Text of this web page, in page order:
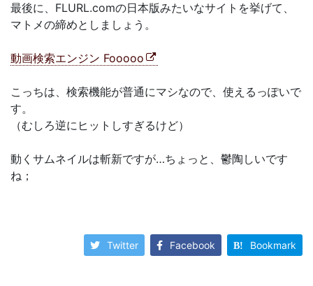
最後に、FLURL.comの日本版みたいなサイトを挙げて、
マトメの締めとしましょう。
動画検索エンジン Fooooo
こっちは、検索機能が普通にマシなので、使えるっぽいで
す。
（むしろ逆にヒットしすぎるけど）
動くサムネイルは斬新ですが…ちょっと、鬱陶しいです
ね；
Twitter Facebook Bookmark